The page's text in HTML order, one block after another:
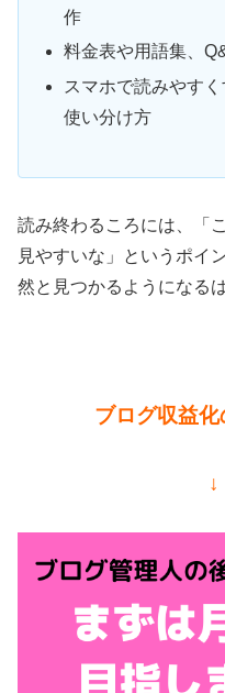
作
料金表や用語集、
スマホで読みやす
使い分け方
読み終わるころには、「
見やすいな」というポイ
然と見つかるようになる
ブログ収益